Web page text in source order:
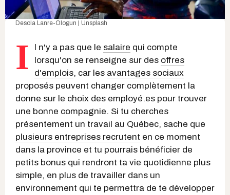
Desola Lanre-Ologun | Unsplash
I l n'y a pas que le salaire qui compte
lorsqu'on se renseigne sur des offres
d'emplois, car les avantages sociaux
proposés peuvent changer complètement la
donne sur le choix des employé.es pour trouver
une bonne compagnie. Si tu cherches
présentement un travail au Québec, sache que
plusieurs entreprises recrutent en ce moment
dans la province et tu pourrais bénéficier de
petits bonus qui rendront ta vie quotidienne plus
simple, en plus de travailler dans un
environnement qui te permettra de te développer